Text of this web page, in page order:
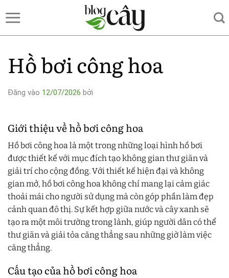
qua
Hồ bơi công hoa
Đăng vào 12/07/2026 bởi
Giới thiệu về hồ bơi công hoa
Hồ bơi công hoa là một trong những loại hình hồ bơi
được thiết kế với mục đích tạo không gian thư giãn và
giải trí cho cộng đồng. Với thiết kế hiện đại và không
gian mở, hồ bơi công hoa không chỉ mang lại cảm giác
thoải mái cho người sử dụng mà còn góp phần làm đẹp
cảnh quan đô thị. Sự kết hợp giữa nước và cây xanh sẽ
tạo ra một môi trường trong lành, giúp người dân có thể
thư giãn và giải tỏa căng thẳng sau những giờ làm việc
căng thẳng.
Cấu tạo của hồ bơi công hoa